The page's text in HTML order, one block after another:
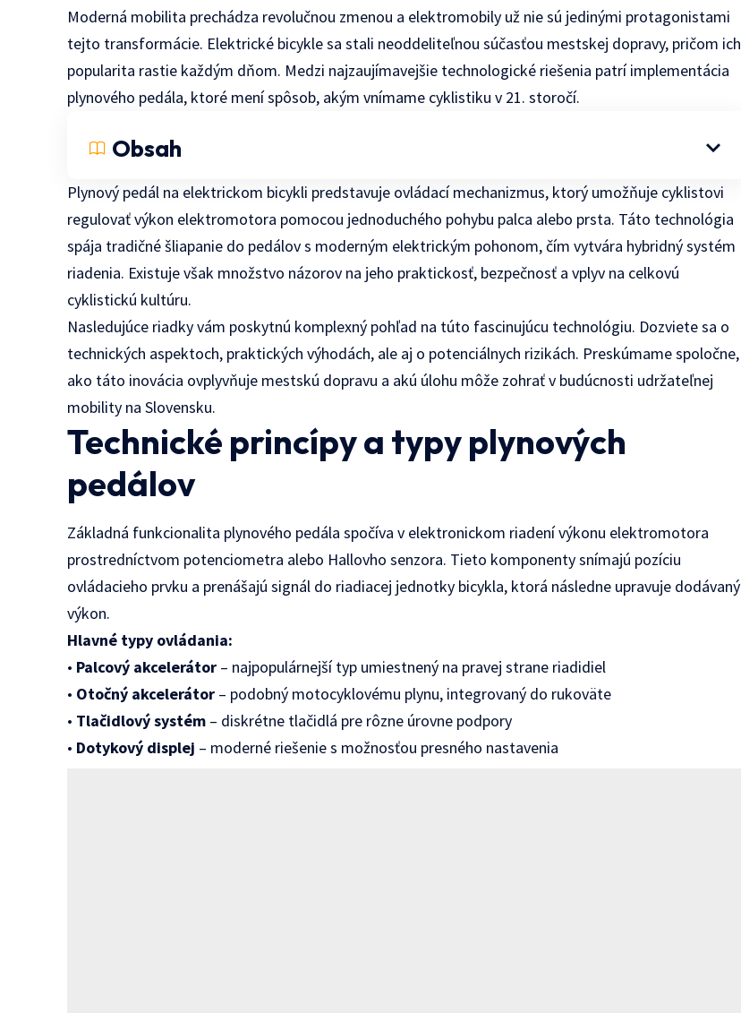
Moderná mobilita prechádza revolučnou zmenou a elektromobily už nie sú jedinými protagonistami
tejto transformácie. Elektrické bicykle sa stali neoddeliteľnou súčasťou mestskej dopravy, pričom ich
popularita rastie každým dňom. Medzi najzaujímavejšie technologické riešenia patrí implementácia
plynového pedála, ktoré mení spôsob, akým vnímame cyklistiku v 21. storočí.
Obsah
Plynový pedál na elektrickom bicykli predstavuje ovládací mechanizmus, ktorý umožňuje cyklistovi
regulovať výkon elektromotora pomocou jednoduchého pohybu palca alebo prsta. Táto technológia
spája tradičné šliapanie do pedálov s moderným elektrickým pohonom, čím vytvára hybridný systém
riadenia. Existuje však množstvo názorov na jeho praktickosť, bezpečnosť a vplyv na celkovú
cyklistickú kultúru.
Nasledujúce riadky vám poskytnú komplexný pohľad na túto fascinujúcu technológiu. Dozviete sa o
technických aspektoch, praktických výhodách, ale aj o potenciálnych rizikách. Preskúmame spoločne,
ako táto inovácia ovplyvňuje mestskú dopravu a akú úlohu môže zohrať v budúcnosti udržateľnej
mobility na Slovensku.
Technické princípy a typy plynových
pedálov
Základná funkcionalita plynového pedála spočíva v elektronickom riadení výkonu elektromotora
prostredníctvom potenciometra alebo Hallovho senzora. Tieto komponenty snímajú pozíciu
ovládacieho prvku a prenášajú signál do riadiacej jednotky bicykla, ktorá následne upravuje dodávaný
výkon.
Hlavné typy ovládania:
• Palcový akcelerátor – najpopulárnejší typ umiestnený na pravej strane riadidiel
• Otočný akcelerátor – podobný motocyklovému plynu, integrovaný do rukoväte
• Tlačidlový systém – diskrétne tlačidlá pre rôzne úrovne podpory
• Dotykový displej – moderné riešenie s možnosťou presného nastavenia